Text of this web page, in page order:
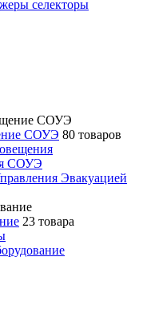
селекторы
СОУЭ 80 товаров
СОУЭ
Эвакуацией
23 товара